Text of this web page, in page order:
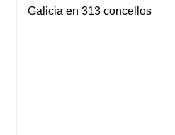
Galicia en 313 concellos